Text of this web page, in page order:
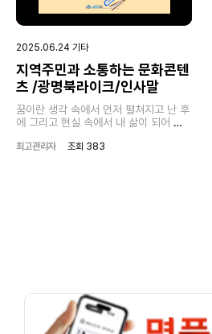
Play
01:01
Mute
2025.06.24 기타
지역주민과 소통하는 문화콘텐
츠 /광명북라이크/인사말
꿈이란 생각 속에서 먼저 펼쳐지고 난 후
에 그리고 현실 속에서 내 삶이 되어 펼
북 나이라는 이름 안에 저의 꿈을 심었고
최고관리자 조회 383